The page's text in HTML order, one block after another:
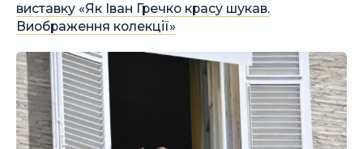
виставку «Як Іван Гречко красу шукав.
Виображення колекції»